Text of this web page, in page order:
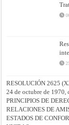
RESOLUCIÓN 2625
24 de octubre de
PRINCIPIOS DE
RELACIONES DE
ESTADOS DE